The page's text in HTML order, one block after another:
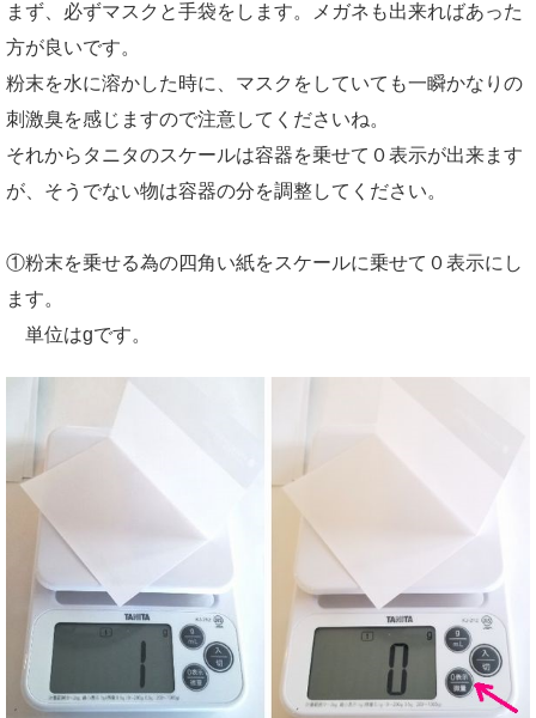
まず、必ずマスクと手袋をします。メガネも出来ればあった
方が良いです。
粉末を水に溶かした時に、マスクをしていても一瞬かなりの
刺激臭を感じますので注意してくださいね。
それからタニタのスケールは容器を乗せて０表示が出来ます
が、そうでない物は容器の分を調整してください。
①粉末を乗せる為の四角い紙をスケールに乗せて０表示にし
ます。
単位はgです。